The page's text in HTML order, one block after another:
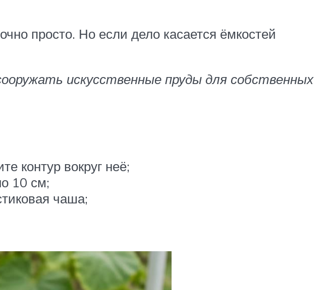
просто. Но если дело касается ёмкостей
искусственные пруды для собственных
контур вокруг неё;
10 см;
чаша;